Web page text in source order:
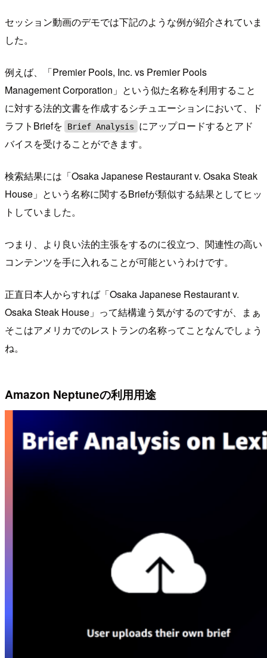
セッション動画のデモでは下記のような例が紹介されていま
した。
例えば、「Premier Pools, Inc. vs Premier Pools
Management Corporation」という似た名称を利用すること
に対する法的文書を作成するシチュエーションにおいて、ド
ラフトBriefを
Brief Analysis
にアップロードするとアド
バイスを受けることができます。
検索結果には「Osaka Japanese Restaurant v. Osaka Steak
House」という名称に関するBriefが類似する結果としてヒッ
トしていました。
つまり、より良い法的主張をするのに役立つ、関連性の高い
コンテンツを手に入れることが可能というわけです。
正直日本人からすれば「Osaka Japanese Restaurant v.
Osaka Steak House」って結構違う気がするのですが、まぁ
そこはアメリカでのレストランの名称ってことなんでしょう
ね。
Amazon Neptuneの利用用途